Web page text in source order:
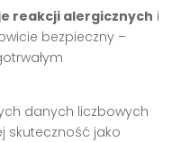
reakcji alergicznych i
bezpieczny –
danych liczbowych
skuteczność jako